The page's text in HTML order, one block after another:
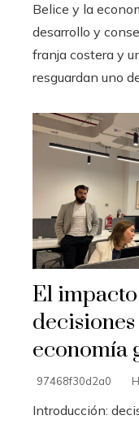
Belice y la
desarrollo y
franja costera y
resguardan uno
El
economía
97468f30d2a0
Introducción: